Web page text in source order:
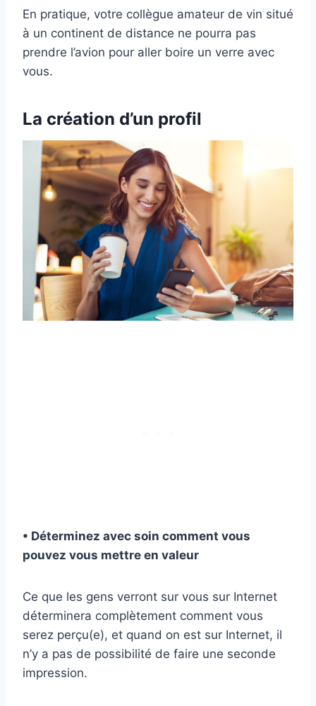
En pratique, votre collègue amateur de vin situé
à un continent de distance ne pourra pas
prendre l’avion pour aller boire un verre avec
vous.
La création d’un profil
• Déterminez avec soin comment vous
pouvez vous mettre en valeur
Ce que les gens verront sur vous sur Internet
déterminera complètement comment vous
serez perçu(e), et quand on est sur Internet, il
n’y a pas de possibilité de faire une seconde
impression.